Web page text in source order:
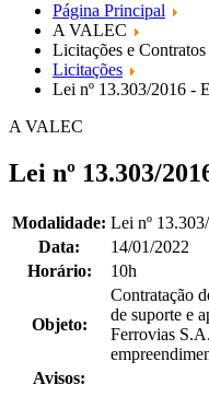
Página Principal
A VALEC
Licitações e Contratos
Licitações
Lei nº 13.303/2016 -
A VALEC
Lei nº 13.303/
Modalidade: Lei nº
Data:
14/01/2022
Horário:
10h
Objeto:
Contratação
de suporte e
Ferrovias
Avisos: